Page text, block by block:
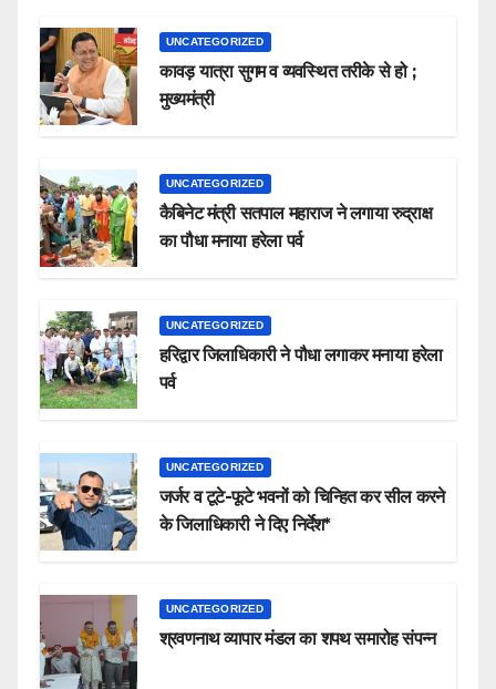
UNCATEGORIZED
कावड़ यात्रा सुगम व व्यवस्थित तरीके से हो ;
मुख्यमंत्री
UNCATEGORIZED
कैबिनेट मंत्री सतपाल महाराज ने लगाया रुद्राक्ष
का पौधा मनाया हरेला पर्व
UNCATEGORIZED
हरिद्वार जिलाधिकारी ने पौधा लगाकर मनाया हरेला
पर्व
UNCATEGORIZED
जर्जर व टूटे-फूटे भवनों को चिन्हित कर सील करने
के जिलाधिकारी ने दिए निर्देश*
UNCATEGORIZED
श्रवणनाथ व्यापार मंडल का शपथ समारोह संपन्न